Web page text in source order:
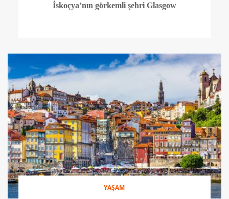
İskoçya’nın görkemli şehri Glasgow
YAŞAM